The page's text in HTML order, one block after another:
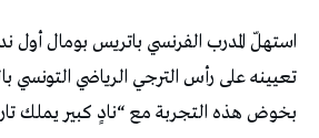
استهلّ المدرب الفرنسي باتريس بومال
تعيينه على رأس الترجي الرياضي التونسي
بخوض هذه التجربة مع “نادٍ كبير يملك